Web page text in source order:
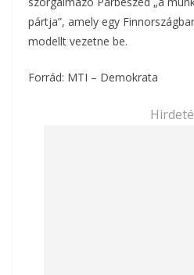
pártja”, amely egy
modellt vezetne be.
Forrád: MTI – Demokrata